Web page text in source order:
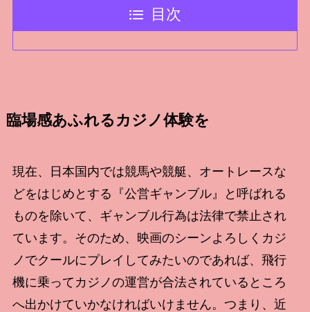
目次
臨場感あふれるカジノ体験を
現在、日本国内では競馬や競艇、オートレースな
どをはじめとする『公営ギャンブル』と呼ばれる
ものを除いて、ギャンブル行為は法律で禁止され
ています。そのため、映画のシーンよろしくカジ
ノでクールにプレイしてみたいのであれば、飛行
機に乗ってカジノの運営が合法されているところ
へ出かけていかなければいけません。つまり、近